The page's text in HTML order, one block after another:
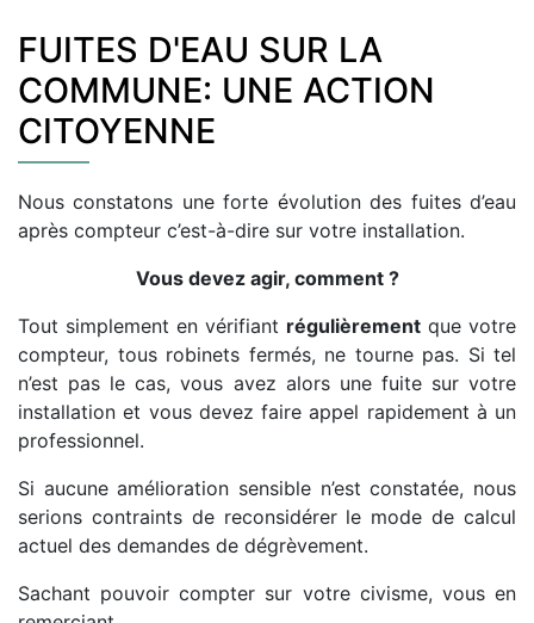
FUITES D'EAU SUR LA
COMMUNE: UNE ACTION
CITOYENNE
Nous constatons une forte évolution des fuites d’eau
après compteur c’est-à-dire sur votre installation.
Vous devez agir, comment ?
Tout simplement en vérifiant régulièrement que votre
compteur, tous robinets fermés, ne tourne pas. Si tel
n’est pas le cas, vous avez alors une fuite sur votre
installation et vous devez faire appel rapidement à un
professionnel.
Si aucune amélioration sensible n’est constatée, nous
serions contraints de reconsidérer le mode de calcul
actuel des demandes de dégrèvement.
Sachant pouvoir compter sur votre civisme, vous en